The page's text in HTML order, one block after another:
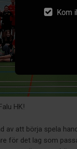
Kom
HK!
av att börja spela
för det lag som